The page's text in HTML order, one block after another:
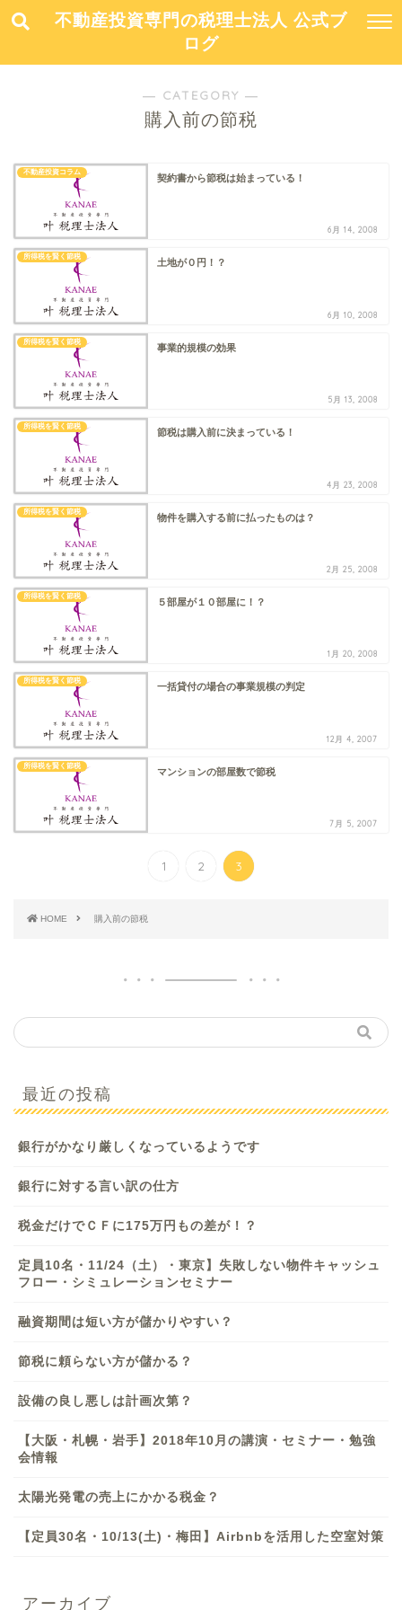
不動産投資専門の税理士法人 公式ブ
ログ
― CATEGORY ―
購入前の節税
不動産投資コラム
契約書から節税は始まっている！
6月 14, 2008
所得税を賢く節税
土地が０円！？
6月 10, 2008
所得税を賢く節税
事業的規模の効果
5月 13, 2008
所得税を賢く節税
節税は購入前に決まっている！
4月 23, 2008
所得税を賢く節税
物件を購入する前に払ったものは？
2月 25, 2008
所得税を賢く節税
５部屋が１０部屋に！？
1月 20, 2008
所得税を賢く節税
一括貸付の場合の事業規模の判定
12月 4, 2007
所得税を賢く節税
マンションの部屋数で節税
7月 5, 2007
1 2 3
HOME 購入前の節税
最近の投稿
銀行がかなり厳しくなっているようです
銀行に対する言い訳の仕方
税金だけでＣＦに175万円もの差が！？
定員10名・11/24（土）・東京】失敗しない物件キャッシュ
フロー・シミュレーションセミナー
融資期間は短い方が儲かりやすい？
節税に頼らない方が儲かる？
設備の良し悪しは計画次第？
【大阪・札幌・岩手】2018年10月の講演・セミナー・勉強
会情報
太陽光発電の売上にかかる税金？
【定員30名・10/13(土)・梅田】Airbnbを活用した空室対策
アーカイブ